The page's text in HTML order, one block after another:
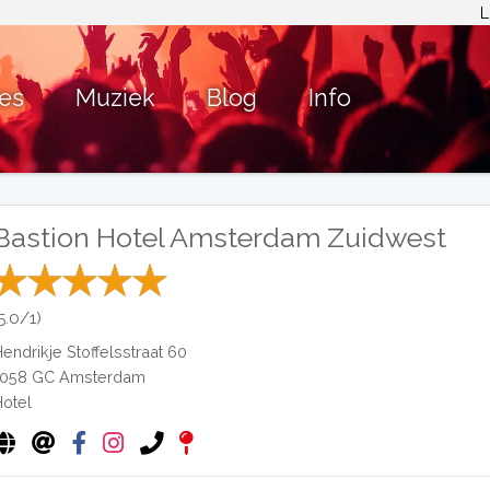
Muziek Blog Info
Hotel Amsterdam Zuidwest
1)
Stoffelsstraat 60
GCAmsterdam